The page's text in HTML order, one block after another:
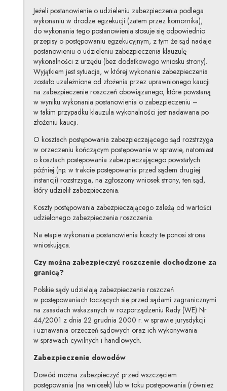
Jeżeli postanowienie o udzieleniu zabezpieczenia podlega
wykonaniu w drodze egzekucji (zatem przez komornika),
do wykonania tego postanowienia stosuje się odpowiednio
przepisy o postępowaniu egzekucyjnym, z tym że sąd nadaje
postanowieniu o udzieleniu zabezpieczenia klauzulę
wykonalności z urzędu (bez dodatkowego wniosku strony).
Wyjątkiem jest sytuacja, w której wykonanie zabezpieczenia
zostało uzależnione od złożenia przez uprawnionego kaucji
na zabezpieczenie roszczeń obowiązanego, które powstaną
w wyniku wykonania postanowienia o zabezpieczeniu –
w takim przypadku klauzula wykonalności jest nadawana po
złożeniu kaucji.
O kosztach postępowania zabezpieczającego sąd rozstrzyga
w orzeczeniu kończącym postępowanie w sprawie, natomiast
o kosztach postępowania zabezpieczającego powstałych
później (np. w trakcie postępowania przed sądem drugiej
instancji) rozstrzyga, na zgłoszony wniosek strony, ten sąd,
który udzielił zabezpieczenia.
Koszty postępowania zabezpieczającego zależą od wartości
udzielonego zabezpieczenia roszczenia.
Na etapie wykonania postanowienia koszty te ponosi strona
wnioskująca.
Czy można zabezpieczyć roszczenie dochodzone za
granicą?
Polskie sądy udzielają zabezpieczenia roszczeń
w postępowaniach toczących się przed sądami zagranicznymi
na zasadach wskazanych w rozporządzeniu Rady (WE) Nr
44/2001 z dnia 22 grudnia 2000 r. w sprawie jurysdykcji
i uznawania orzeczeń sądowych oraz ich wykonywania
w sprawach cywilnych i handlowych.
Zabezpieczenie dowodów
Dowód można zabezpieczyć przed wszczęciem
postępowania (na wniosek) lub w toku postępowania (również